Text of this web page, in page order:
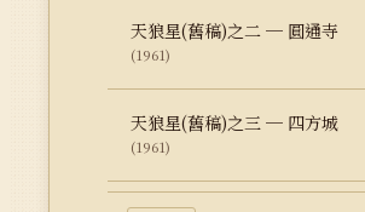
天狼星(舊稿)之二 ─ 圓通寺
(1961)
天狼星(舊稿)之三 ─ 四方城
(1961)